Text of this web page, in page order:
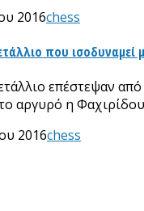
2016chess
που ισοδυναμεί
επέστεψαν
αργυρό η
2016chess